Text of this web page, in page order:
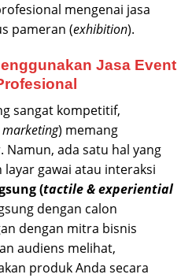
mengenai jasa
pameran (exhibition).
Jasa Event
sangat kompetitif,
) memang
Namun, ada satu hal yang
gawai atau interaksi
(tactile & experiential
dengan calon
dengan mitra bisnis
audiens melihat,
produk Anda secara